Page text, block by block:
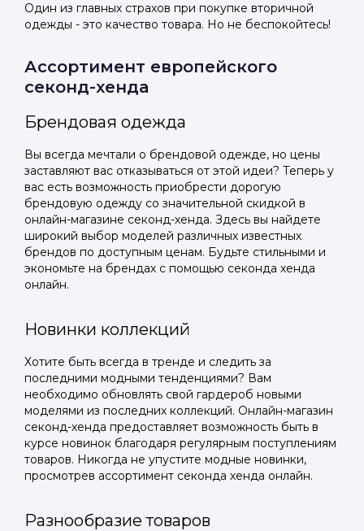
Один из главных страхов при покупке вторичной
одежды - это качество товара. Но не беспокойтесь!
Ассортимент европейского
секонд-хенда
Брендовая одежда
Вы всегда мечтали о брендовой одежде, но цены
заставляют вас отказываться от этой идеи? Теперь у
вас есть возможность приобрести дорогую
брендовую одежду со значительной скидкой в
онлайн-магазине секонд-хенда. Здесь вы найдете
широкий выбор моделей различных известных
брендов по доступным ценам. Будьте стильными и
экономьте на брендах с помощью секонда хенда
онлайн.
Новинки коллекций
Хотите быть всегда в тренде и следить за
последними модными тенденциями? Вам
необходимо обновлять свой гардероб новыми
моделями из последних коллекций. Онлайн-магазин
секонд-хенда предоставляет возможность быть в
курсе новинок благодаря регулярным поступлениям
товаров. Никогда не упустите модные новинки,
просмотрев ассортимент секонда хенда онлайн.
Разнообразие товаров